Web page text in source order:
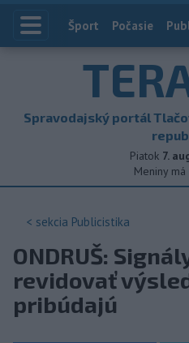
Index
Šport Počasie
Spravodajský portál
Piatok 7.
Meniny má
< sekcia Publicistika
ONDRUŠ:
revidovať
pribúdajú